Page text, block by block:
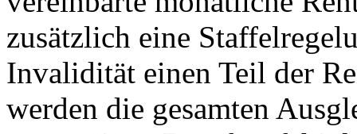
zusätzlich eine
Invalidität einen Teil der
werden die gesamten